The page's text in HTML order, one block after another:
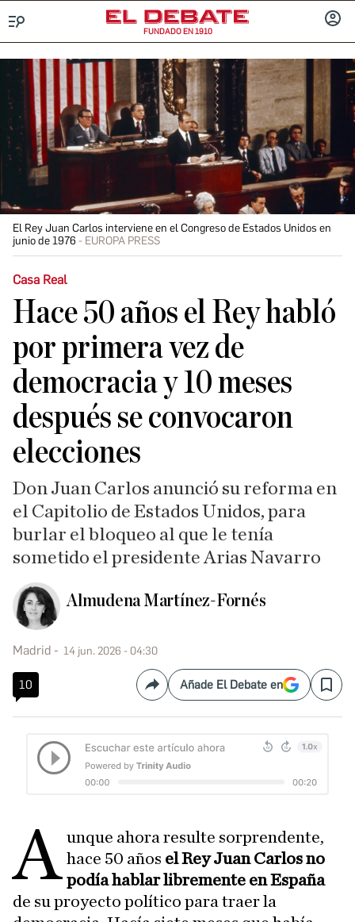
FUNDADO EN 1910
El Rey Juan Carlos interviene en el Congreso de Estados Unidos en
junio de 1976
EUROPA PRESS
Casa Real
Hace 50 años el Rey habló
por primera vez de
democracia y 10 meses
después se convocaron
elecciones
Don Juan Carlos anunció su reforma en
el Capitolio de Estados Unidos, para
burlar el bloqueo al que le tenía
sometido el presidente Arias Navarro
Almudena Martínez-Fornés
Madrid 14 jun. 2026 - 04:30
10 CompartirAñade El Debate en Save
A unque ahora resulte sorprendente,
hace 50 años el Rey Juan Carlos no
podía hablar libremente en España
de su proyecto político para traer la